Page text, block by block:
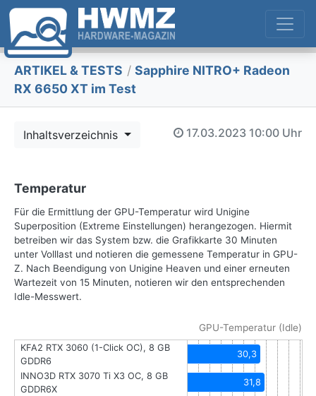
ARTIKEL & TESTS / Sapphire NITRO+ Radeon
RX 6650 XT im Test
Inhaltsverzeichnis 17.03.2023 10:00 Uhr
Temperatur
Für die Ermittlung der GPU-Temperatur wird Unigine
Superposition (Extreme Einstellungen) herangezogen. Hiermit
betreiben wir das System bzw. die Grafikkarte 30 Minuten
unter Volllast und notieren die gemessene Temperatur in GPU-
Z. Nach Beendigung von Unigine Heaven und einer erneuten
Wartezeit von 15 Minuten, notieren wir den entsprechenden
Idle-Messwert.
GPU-Temperatur (Idle)
KFA2 RTX 3060 (1-Click OC), 8 GB
GDDR6
30,3
INNO3D RTX 3070 Ti X3 OC, 8 GB
GDDR6X
31,8